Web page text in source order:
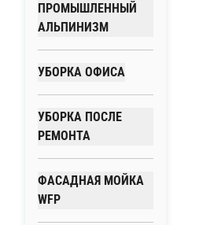
ПРОМЫШЛЕННЫЙ
АЛЬПИНИЗМ
УБОРКА ОФИСА
УБОРКА ПОСЛЕ
РЕМОНТА
ФАСАДНАЯ МОЙКА
WFP